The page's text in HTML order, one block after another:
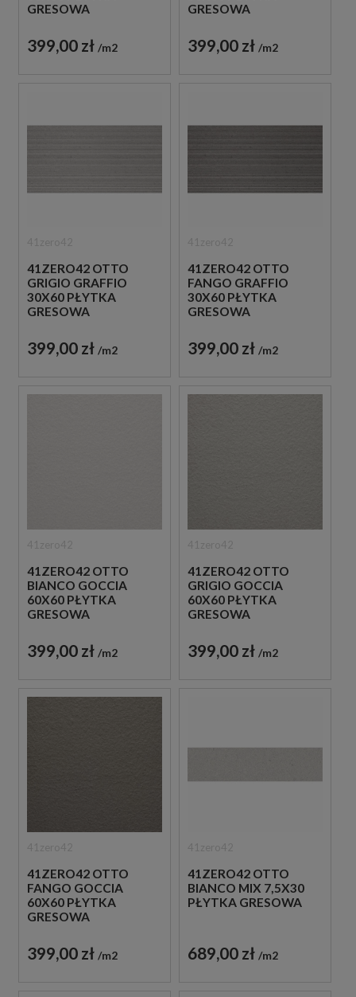
GRESOWA
399,00 zł m2
GRESOWA
399,00 zł m2
41ZERO42 OTTO
GRIGIO GRAFFIO
30X60 PŁYTKA
GRESOWA
399,00 zł m2
41ZERO42 OTTO
FANGO GRAFFIO
30X60 PŁYTKA
GRESOWA
399,00 zł m2
41ZERO42 OTTO
BIANCO GOCCIA
60X60 PŁYTKA
GRESOWA
399,00 zł m2
41ZERO42 OTTO
GRIGIO GOCCIA
60X60 PŁYTKA
GRESOWA
399,00 zł m2
41ZERO42 OTTO
FANGO GOCCIA
60X60 PŁYTKA
GRESOWA
399,00 zł m2
41ZERO42 OTTO
BIANCO MIX 7,5X30
PŁYTKA GRESOWA
689,00 zł m2